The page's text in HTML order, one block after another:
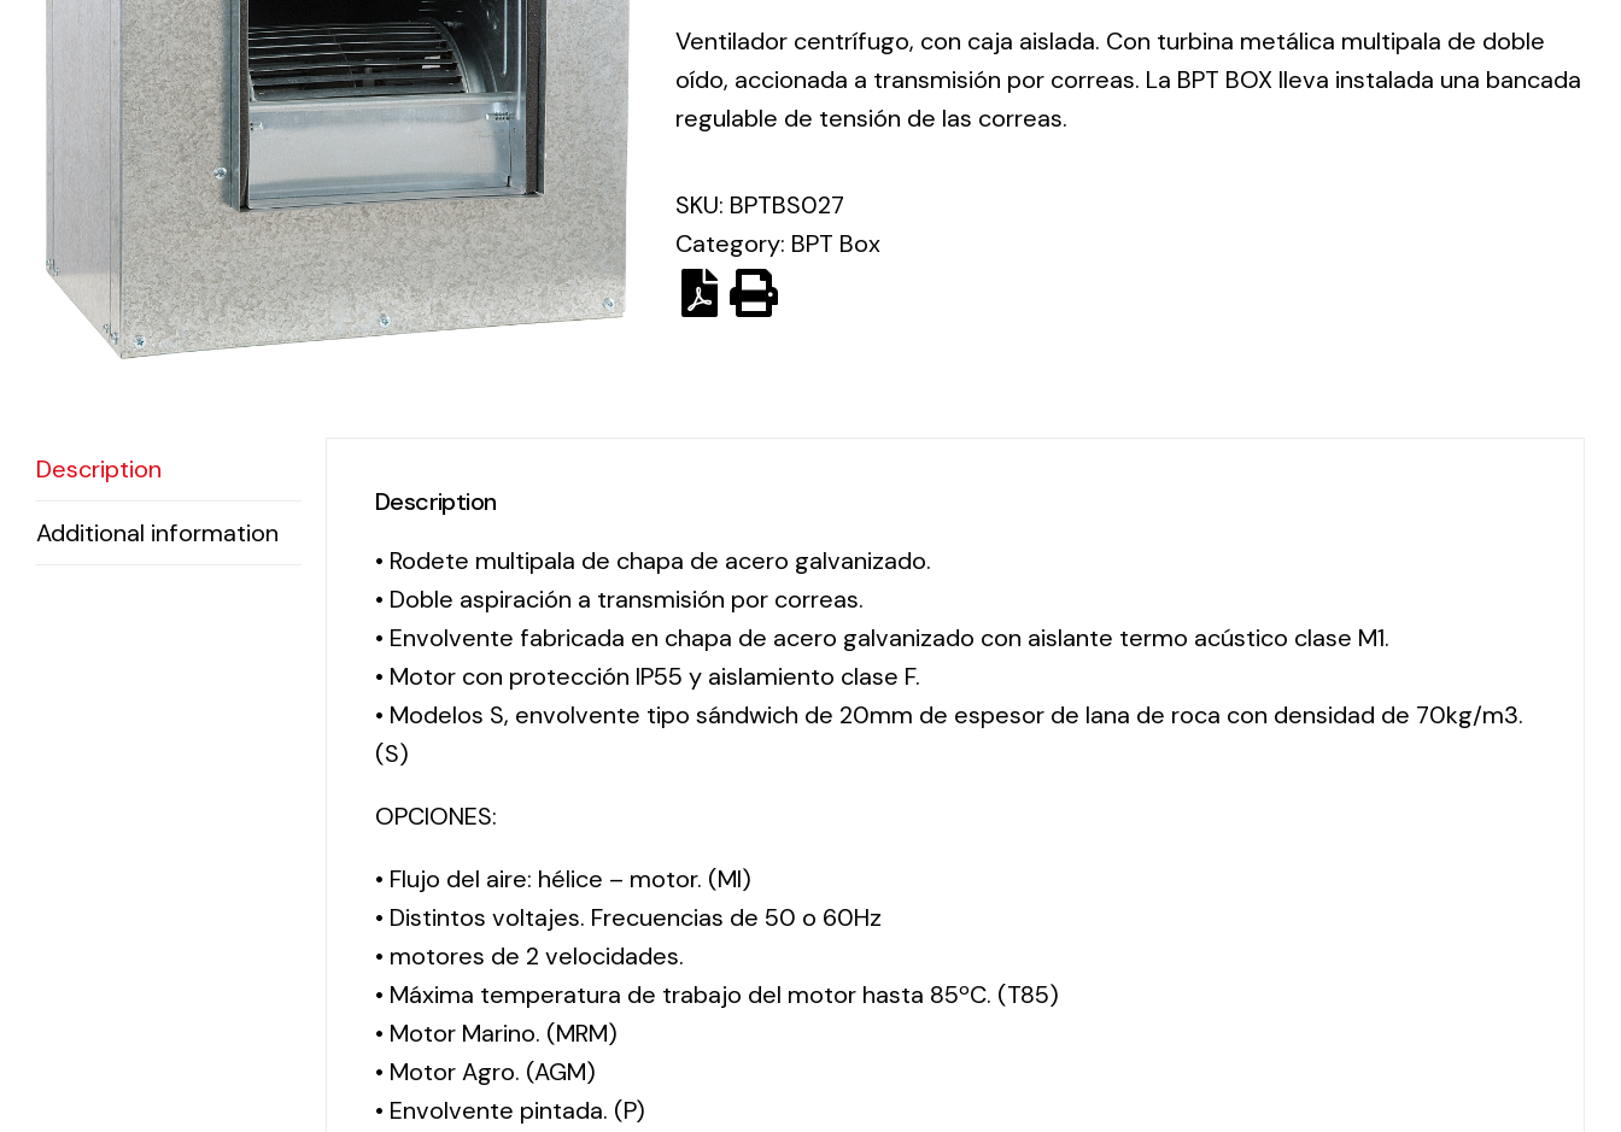
eléctrico.
Lighting and
Electrical
Equipment
Complete
and need
Ventilation
Novovent into
the group
meant a greater
offer of
Ventilador centrífugo, con caja aislada. Con turbina metálica multipala de doble
oído, accionada a transmisión por correas. La BPT BOX lleva instalada una bancada
regulable de tensión de las correas.
SKU: BPTBS027
Category: BPT Box
Description
Additional information
Description
• Rodete multipala de chapa de acero galvanizado.
• Doble aspiración a transmisión por correas.
• Envolvente fabricada en chapa de acero galvanizado con aislante termo acústico clase M1.
• Motor con protección IP55 y aislamiento clase F.
• Modelos S, envolvente tipo sándwich de 20mm de espesor de lana de roca con densidad de 70kg/m3.
(S)
OPCIONES:
• Flujo del aire: hélice – motor. (MI)
• Distintos voltajes. Frecuencias de 50 o 60Hz
• motores de 2 velocidades.
• Máxima temperatura de trabajo del motor hasta 85ºC. (T85)
• Motor Marino. (MRM)
• Motor Agro. (AGM)
• Envolvente pintada. (P)